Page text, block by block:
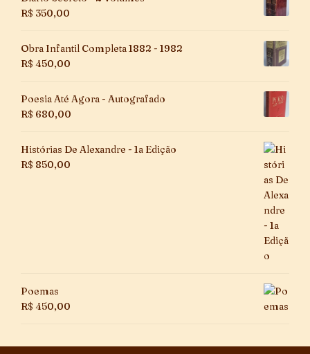
R$ 350,00
Obra Infantil Completa 1882 - 1982
R$ 450,00
Poesia Até Agora - Autografado
R$ 680,00
Histórias De Alexandre - 1a Edição
R$ 850,00
Poemas
R$ 450,00